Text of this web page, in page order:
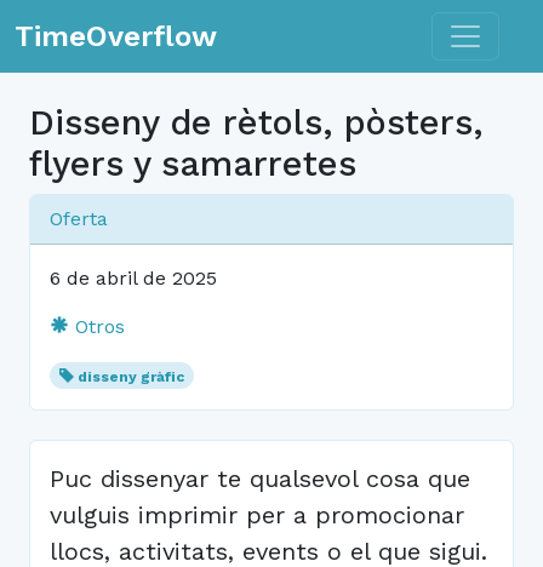
TimeOverflow Toggle
Disseny de rètols, pòsters,
flyers y samarretes
Oferta
6 de abril de 2025
Otros
disseny gràfic
Puc dissenyar te qualsevol cosa que
vulguis imprimir per a promocionar
llocs, activitats, events o el que sigui.